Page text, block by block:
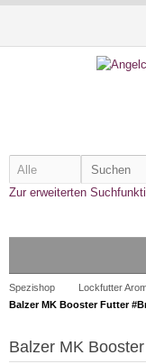
Zur erweiterten
Spezishop Lockfutter
Balzer MK Booster Futter
Balzer MK